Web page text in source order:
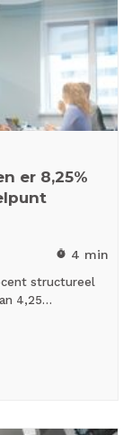
er 8,25%
timer 4 min
structureel
4,25…